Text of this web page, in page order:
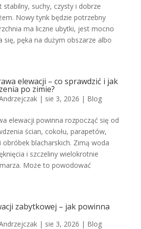
stabilny, suchy, czysty i dobrze
Nowy tynk będzie potrzebny
ma liczne ubytki, jest mocno
się, pęka na dużym obszarze albo
elewacji – co sprawdzić i jak
po zimie?
| sie 3, 2026 | Blog
elewacji powinna rozpocząć się od
ścian, cokołu, parapetów,
blacharskich. Zimą woda
i szczeliny wielokrotnie
Może to powodować
zabytkowej – jak powinna
| sie 3, 2026 | Blog